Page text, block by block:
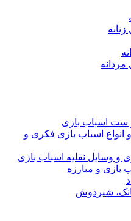
اسباب بازی
و انواع اسباب بازی فکری و
و وسایل نقلیه اسباب بازی
بازی و مبارزه
شیردوش